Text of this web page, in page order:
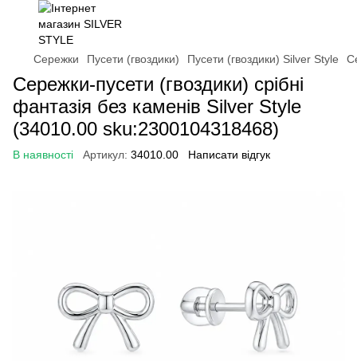
Сережки Пусети (гвоздики) Пусети (гвоздики) Silver Style
Сережки-пусети (гвоздики) срібні
фантазія без каменів Silver Style
(34010.00 sku:2300104318468)
В наявності Артикул: 34010.00 Написати відгук